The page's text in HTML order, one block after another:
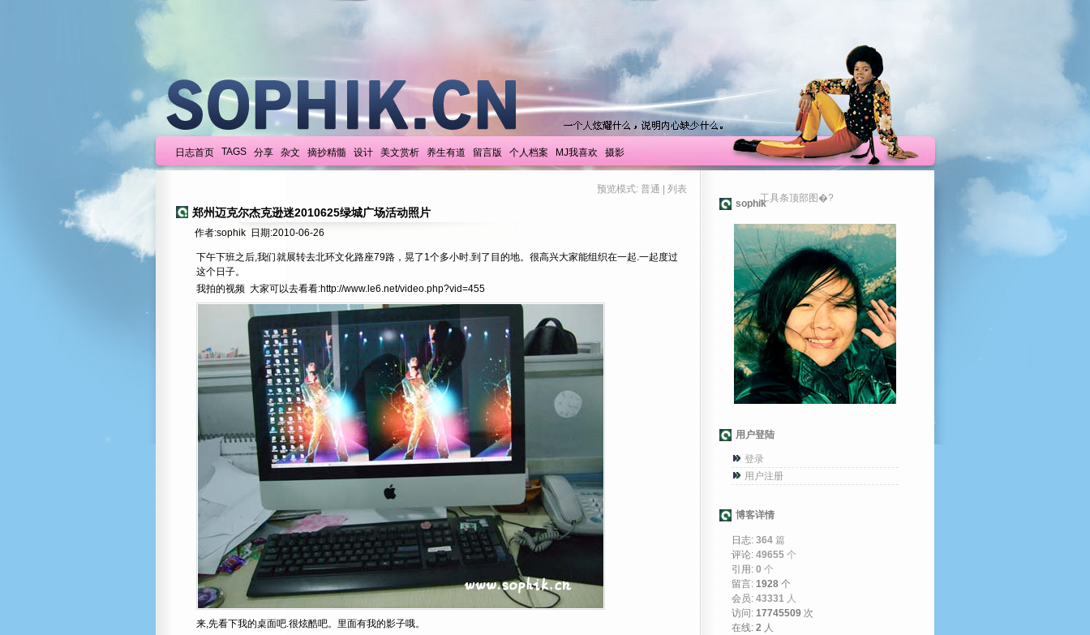
日志首页 TAGS 分享 杂文 摘抄精髓 设计 美文赏析 养生有道 留言版 个人档案 MJ我喜欢 摄影
预览模式: 普通 列表
郑州迈克尔杰克逊迷2010625绿城广场活动照片
作者:sophik 日期:2010-06-26
下午下班之后,我们就展转去北环文化路座79路，晃了1个多小时.到了目的地。很高兴大家能组织在一起.一起度过
这个日子。
我拍的视频 大家可以去看看:http://www.le6.net/video.php?vid=455
来,先看下我的桌面吧.很炫酷吧。里面有我的影子哦。
工具条顶部图�?
sophik
用户登陆
登录
用户注册
博客详情
日志: 364 篇
评论: 49655 个
引用: 0 个
留言: 1928 个
会员: 43331 人
访问: 17745509 次
在线: 2 人